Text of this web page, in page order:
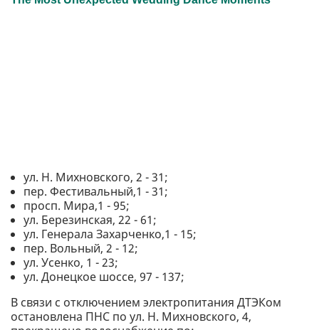
ул. Н. Михновского, 2 - 31;
пер. Фестивальный,1 - 31;
просп. Мира,1 - 95;
ул. Березинская, 22 - 61;
ул. Генерала Захарченко,1 - 15;
пер. Вольный, 2 - 12;
ул. Усенко, 1 - 23;
ул. Донецкое шоссе, 97 - 137;
В связи с отключением электропитания ДТЭКом
остановлена ПНС по ул. Н. Михновского, 4,